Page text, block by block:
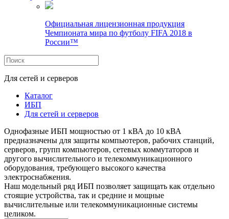
Официальная лицензионная продукция
Чемпионата мира по футболу FIFA 2018 в
России™
Для сетей и серверов
Каталог
ИБП
Для сетей и серверов
Однофазные ИБП мощностью от 1 кВА до 10 кВА
предназначены для защиты компьютеров, рабочих станций,
серверов, групп компьютеров, сетевых коммутаторов и
другого вычислительного и телекоммуникационного
оборудования, требующего высокого качества
электроснабжения.
Наш модельный ряд ИБП позволяет защищать как отдельно
стоящие устройства, так и средние и мощные
вычислительные или телекоммуникационные системы
целиком.